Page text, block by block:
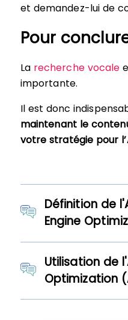
et demandez-lui de
Pour
La recherche vocale
importante.
Il est donc
maintenant le
votre stratégie pour
Définition de
Engine
Utilisation de
Optimization